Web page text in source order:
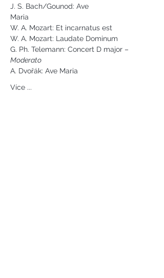
J. S. Bach/Gounod: Ave
Maria
W. A. Mozart: Et incarnatus est
W. A. Mozart: Laudate Dominum
G. Ph. Telemann: Concert D major –
Moderato
A. Dvořák: Ave Maria
Více ...